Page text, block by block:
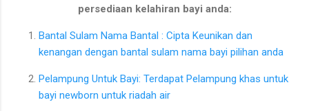
persediaan kelahiran bayi anda:
Bantal Sulam Nama Bantal : Cipta Keunikan dan
kenangan dengan bantal sulam nama bayi pilihan anda
Pelampung Untuk Bayi: Terdapat Pelampung khas untuk
bayi newborn untuk riadah air